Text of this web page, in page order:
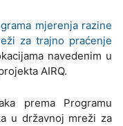
mjerenja razine
za trajno praćenje
navedenim u
AIRQ.
prema Programu
u državnoj mreži za